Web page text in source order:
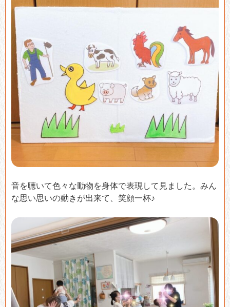
音を聴いて色々な動物を身体で表現して見ました。みん
な思い思いの動きが出来て、笑顔一杯♪